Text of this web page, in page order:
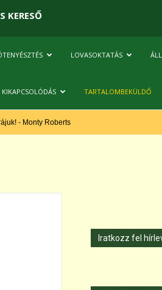
KERESŐ
LOVASOKTATÁS
KIKAPCSOLÓDÁS TARTALOMBEKÜLDŐ
- Monty Roberts
Iratkozz fel